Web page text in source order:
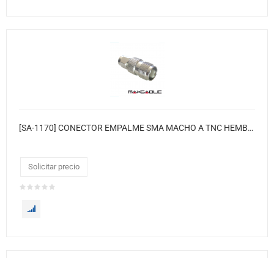
[SA-1170] CONECTOR EMPALME SMA MACHO A TNC HEMBRA
Solicitar precio